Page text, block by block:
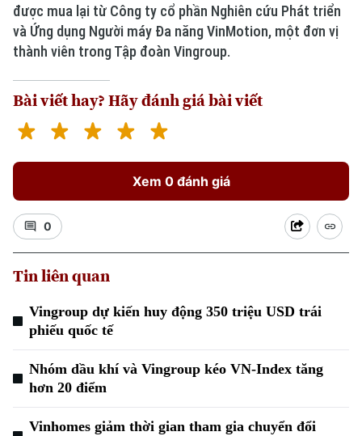
Xu hướng
được mua lại từ Công ty cổ phần Nghiên cứu Phát triển
và Ứng dụng Người máy Đa năng VinMotion, một đơn vị
thành viên trong Tập đoàn Vingroup.
Bài viết hay? Hãy đánh giá bài viết
Xem 0 đánh giá
0
Tin liên quan
Vingroup dự kiến huy động 350 triệu USD trái
phiếu quốc tế
Nhóm dầu khí và Vingroup kéo VN-Index tăng
hơn 20 điểm
Vinhomes giảm thời gian tham gia chuyển đổi